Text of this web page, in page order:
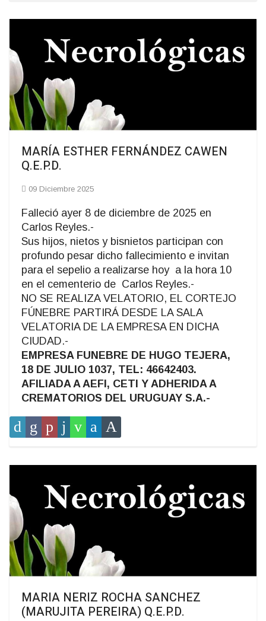
MARÍA ESTHER FERNÁNDEZ CAWEN
Q.E.P.D.
09 Diciembre 2025
Falleció ayer 8 de diciembre de 2025 en
Carlos Reyles.-
Sus hijos, nietos y bisnietos participan con
profundo pesar dicho fallecimiento e invitan
para el sepelio a realizarse hoy a la hora 10
en el cementerio de Carlos Reyles.-
NO SE REALIZA VELATORIO, EL CORTEJO
FÚNEBRE PARTIRÁ DESDE LA SALA
VELATORIA DE LA EMPRESA EN DICHA
CIUDAD.-
EMPRESA FUNEBRE DE HUGO TEJERA,
18 DE JULIO 1037, TEL: 46642403.
AFILIADA A AEFI, CETI Y ADHERIDA A
CREMATORIOS DEL URUGUAY S.A.-
MARIA NERIZ ROCHA SANCHEZ
(MARUJITA PEREIRA) Q.E.P.D.